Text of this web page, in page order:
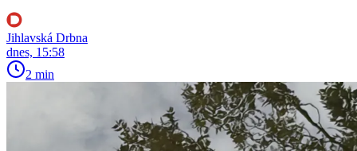
Jihlavská Drbna
dnes, 15:58
2 min